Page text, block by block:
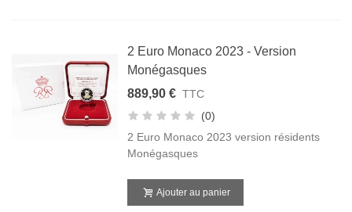
2 Euro Monaco 2023 - Version
Monégasques
889,90 € TTC
(0)
2 Euro Monaco 2023 version résidents
Monégasques
Ajouter au panier